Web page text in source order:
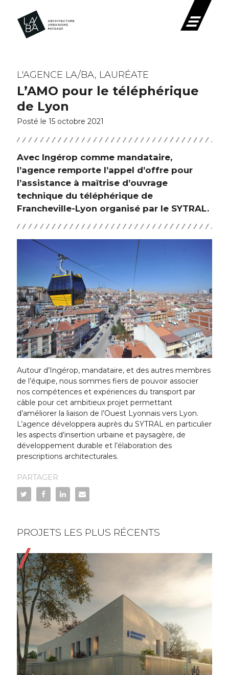
L'AGENCE LA/BA, LAURÉATE
L’AMO pour le téléphérique
de Lyon
Posté le 15 octobre 2021
Avec Ingérop comme mandataire,
l’agence remporte l’appel d’offre pour
l’assistance à maîtrise d’ouvrage
technique du téléphérique de
Francheville-Lyon organisé par le SYTRAL.
Autour d’Ingérop, mandataire, et des autres membres
de l’équipe, nous sommes fiers de pouvoir associer
nos compétences et expériences du transport par
câble pour cet ambitieux projet permettant
d’améliorer la liaison de l’Ouest Lyonnais vers Lyon.
L’agence développera auprès du SYTRAL en particulier
les aspects d’insertion urbaine et paysagère, de
développement durable et l’élaboration des
prescriptions architecturales.
PARTAGER
PROJETS LES PLUS RÉCENTS